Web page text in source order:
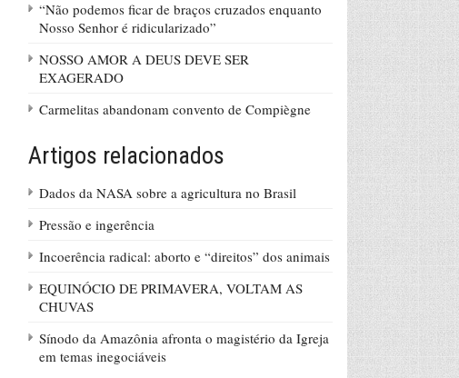
“Não podemos ficar de braços cruzados enquanto
Nosso Senhor é ridicularizado”
NOSSO AMOR A DEUS DEVE SER
EXAGERADO
Carmelitas abandonam convento de Compiègne
Artigos relacionados
Dados da NASA sobre a agricultura no Brasil
Pressão e ingerência
Incoerência radical: aborto e “direitos” dos animais
EQUINÓCIO DE PRIMAVERA, VOLTAM AS
CHUVAS
Sínodo da Amazônia afronta o magistério da Igreja
em temas inegociáveis